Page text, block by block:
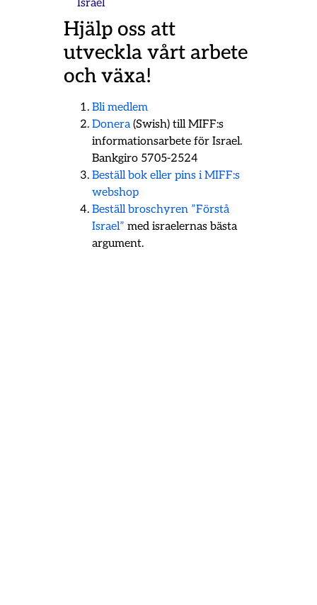
Israel
Hjälp oss att
utveckla vårt arbete
och växa!
Bli medlem
Donera(Swish) till MIFF:s
informationsarbete för Israel.
Bankgiro 5705-2524
Beställ bok eller pins i MIFF:s
webshop
Beställ broschyren ”Förstå
Israel” med israelernas bästa
argument.